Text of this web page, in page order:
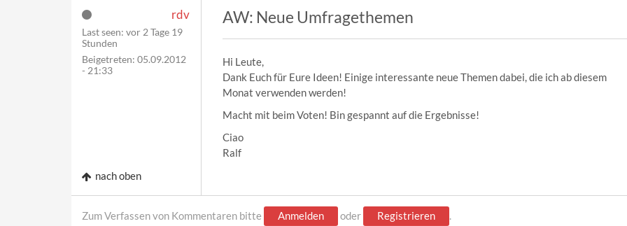
rdv
Last seen: vor 2 Tage 19
Stunden
Beigetreten: 05.09.2012
- 21:33
AW: Neue Umfragethemen
Hi Leute,
Dank Euch für Eure Ideen! Einige interessante neue Themen dabei, die ich ab diesem
Monat verwenden werden!
Macht mit beim Voten! Bin gespannt auf die Ergebnisse!
Ciao
Ralf
nach oben
Zum Verfassen von Kommentaren bitte Anmelden oder Registrieren .